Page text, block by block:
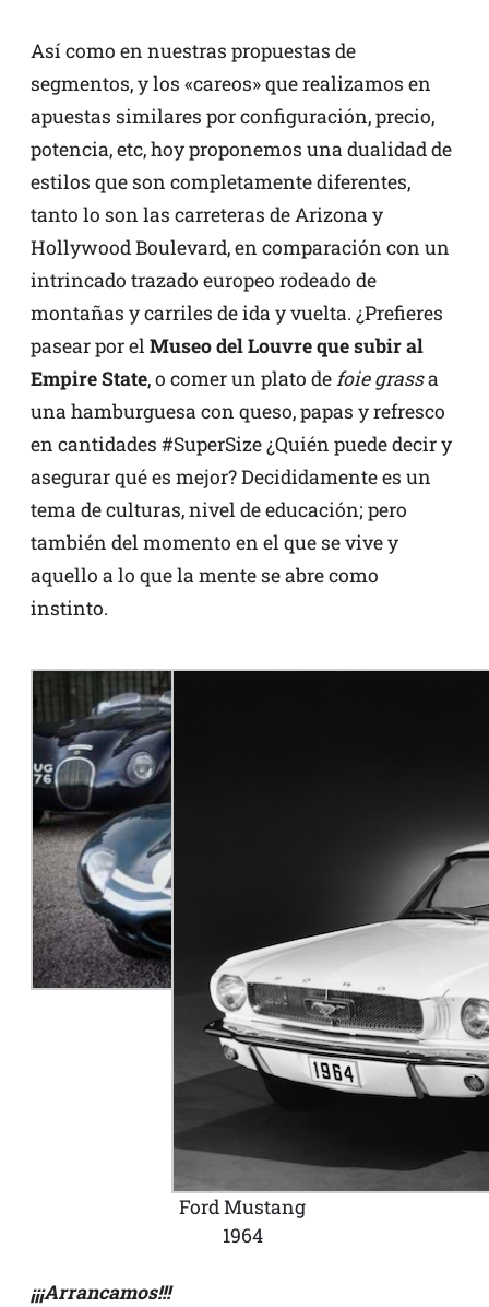
Así como en nuestras propuestas de
segmentos, y los «careos» que realizamos en
apuestas similares por configuración, precio,
potencia, etc, hoy proponemos una dualidad de
estilos que son completamente diferentes,
tanto lo son las carreteras de Arizona y
Hollywood Boulevard, en comparación con un
intrincado trazado europeo rodeado de
montañas y carriles de ida y vuelta. ¿Prefieres
pasear por el Museo del Louvre que subir al
Empire State, o comer un plato defoie grassa
una hamburguesa con queso, papas y refresco
en cantidades #SuperSize ¿Quién puede decir y
asegurar qué es mejor? Decididamente es un
tema de culturas, nivel de educación; pero
también del momento en el que se vive y
aquello a lo que la mente se abre como
instinto.
Ford Mustang
1964
¡¡¡Arrancamos!!!